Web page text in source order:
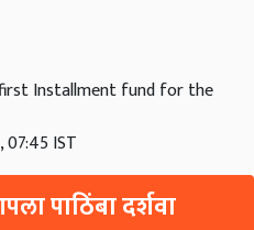
Installment fund for the
07:45 IST
पाठिंबा दर्शवा